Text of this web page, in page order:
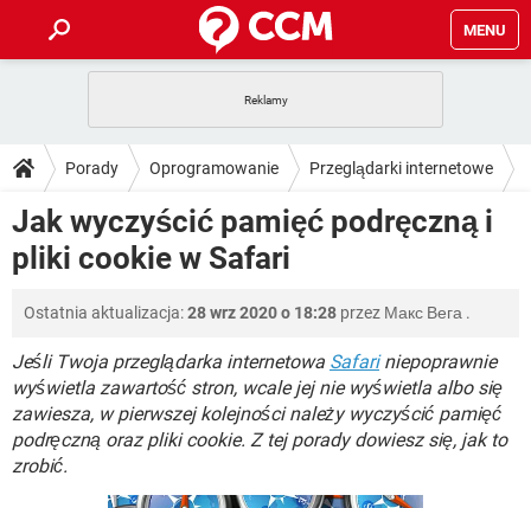
MENU
GRY WHATSAPP
SPOTIFY NETFLIX
INSTAGRAM FACEBOOK
PORADY
PlayStation TIKTOK
GRY WHATSAPP
INSTAGRAM FACEBOOK
WINDOWS 10
DO POBRANIA
ANDROID TIKTOK
INSTAGRAM FACEBOOK
WINDOWS 10
FORUM
COVID-19 TIKTOK
GRY WHATSAPP
SPOTIFY NETFLIX
INSTAGRAM FACEBOOK
WINDOWS 10
COVID-19 TIKTOK
GRY WHATSAPP
SPOTIFY
FACEBOOK
Porady Oprogramowanie Przeglądarki internetowe
Safari
Jak wyczyścić pamięć podręczną i
pliki cookie w Safari
Ostatnia aktualizacja:28 wrz 2020 o 18:28 przez Макс Вега .
Jeśli Twoja przeglądarka internetowa Safariniepoprawnie
wyświetla zawartość stron, wcale jej nie wyświetla albo się
zawiesza, w pierwszej kolejności należy wyczyścić pamięć
podręczną oraz pliki cookie. Z tej porady dowiesz się, jak to
zrobić.